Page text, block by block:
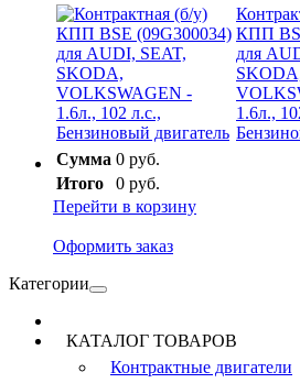
КПП
для
1.6л.,
Сумма 0 руб.
Итого
0 руб.
Перейти в корзину
Оформить заказ
Категории
КАТАЛОГ ТОВАРОВ
Контрактные двигатели